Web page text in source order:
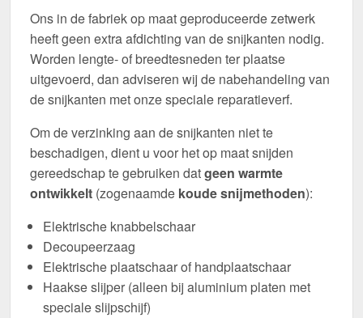
Ons in de fabriek op maat geproduceerde zetwerk
heeft geen extra afdichting van de snijkanten nodig.
Worden lengte- of breedtesneden ter plaatse
uitgevoerd, dan adviseren wij de nabehandeling van
de snijkanten met onze speciale reparatieverf.
Om de verzinking aan de snijkanten niet te
beschadigen, dient u voor het op maat snijden
gereedschap te gebruiken datgeen warmte
ontwikkelt (zogenaamde koude snijmethoden):
Elektrische knabbelschaar
Decoupeerzaag
Elektrische plaatschaar of handplaatschaar
Haakse slijper (alleen bij aluminium platen met
speciale slijpschijf)